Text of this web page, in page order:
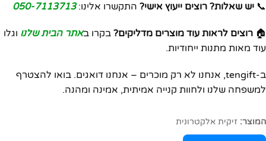
📞 יש שאלות? רוצים ייעוץ אישי? התקשרו אלינו:050-7113713
🏠 רוצים לראות עוד מוצרים מדליקים? בקרו באתר הבית שלנו וגלו
עוד מאות מתנות ייחודיות.
ב-tengift, אנחנו לא רק מוכרים – אנחנו דואגים. בואו להצטרף
למשפחה שלנו ולחוות קנייה אמיתית, אמינה ומהנה.
המוצר: זיקית אלקטרונית